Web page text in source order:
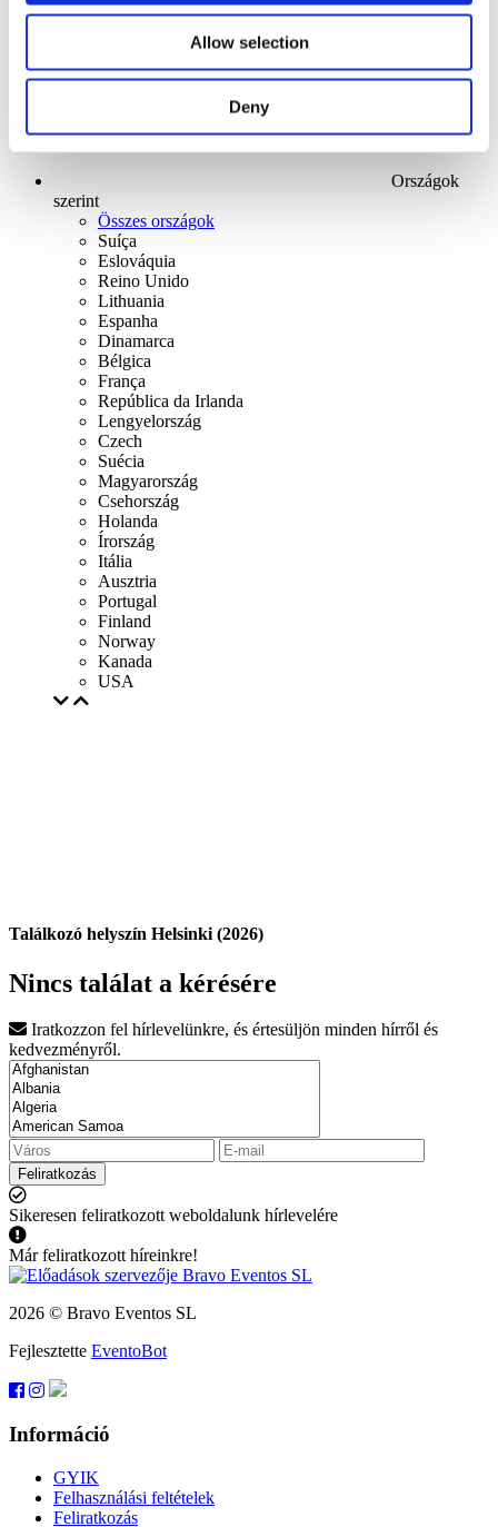
Allow selection
Deny
Országok
szerint
Összes országok
Suíça
Eslováquia
Reino Unido
Lithuania
Espanha
Dinamarca
Bélgica
França
República da Irlanda
Lengyelország
Czech
Suécia
Magyarország
Csehország
Holanda
Írország
Itália
Ausztria
Portugal
Finland
Norway
Kanada
USA
Találkozó helyszín Helsinki (2026)
Nincs találat a kérésére
Iratkozzon fel hírlevelünkre, és értesüljön minden hírről és
kedvezményről.
Feliratkozás
Sikeresen feliratkozott weboldalunk hírlevelére
Már feliratkozott híreinkre!
2026 © Bravo Eventos SL
Fejlesztette EventoBot
Információ
GYIK
Felhasználási feltételek
Feliratkozás